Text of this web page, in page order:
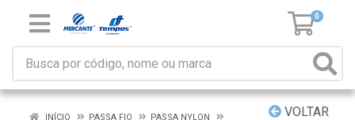
0
VOLTAR
INÍCIO PASSA FIO
PASSA NYLON